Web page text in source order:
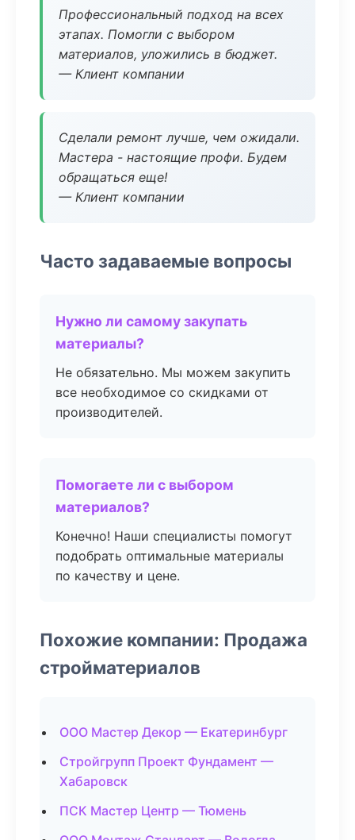
Профессиональный подход на всех
этапах. Помогли с выбором
материалов, уложились в бюджет.
— Клиент компании
Сделали ремонт лучше, чем ожидали.
Мастера - настоящие профи. Будем
обращаться еще!
— Клиент компании
Часто задаваемые вопросы
Нужно ли самому закупать
материалы?
Не обязательно. Мы можем закупить
все необходимое со скидками от
производителей.
Помогаете ли с выбором
материалов?
Конечно! Наши специалисты помогут
подобрать оптимальные материалы
по качеству и цене.
Похожие компании: Продажа
стройматериалов
ООО Мастер Декор — Екатеринбург
Стройгрупп Проект Фундамент —
Хабаровск
ПСК Мастер Центр — Тюмень